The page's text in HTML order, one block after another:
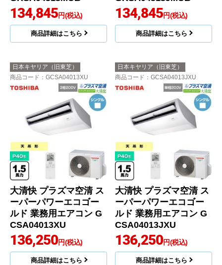
134,845円(税込)
商品詳細はこちら
134,845円(税込)
商品詳細はこちら
日本キヤリア（旧東芝）
商品コード ：GCSA04013XU
大清快 プラズマ空清 ス
ーパーパワーエコゴー
ルド 業務用エアコン G
CSA04013XU
136,250円(税込)
商品詳細はこちら
日本キヤリア（旧東芝）
商品コード ：GCSA04013JXU
大清快 プラズマ空清 ス
ーパーパワーエコゴー
ルド 業務用エアコン G
CSA04013JXU
136,250円(税込)
商品詳細はこちら